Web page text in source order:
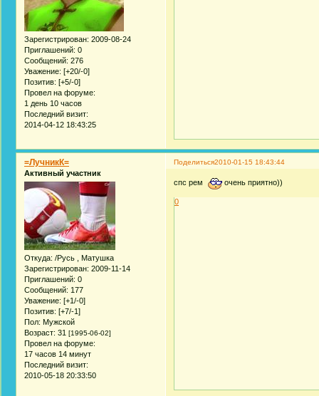
Зарегистрирован: 2009-08-24
Приглашений: 0
Сообщений: 276
Уважение: [+20/-0]
Позитив: [+5/-0]
Провел на форуме:
1 день 10 часов
Последний визит:
2014-04-12 18:43:25
Поделиться2010-01-15 18:43:44
=ЛучникК=
Активный участник
Откуда: /Русь , Матушка
Зарегистрирован: 2009-11-14
Приглашений: 0
Сообщений: 177
Уважение: [+1/-0]
Позитив: [+7/-1]
Пол: Мужской
Возраст: 31 [1995-06-02]
Провел на форуме:
17 часов 14 минут
Последний визит:
2010-05-18 20:33:50
спс рем очень приятно))
0